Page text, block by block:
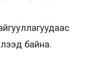
байна.